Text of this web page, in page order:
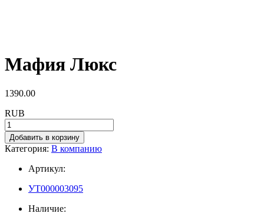
Мафия Люкс
1390.00
RUB
Добавить в корзину
Категория: В компанию
Артикул:
УТ000003095
Наличие: